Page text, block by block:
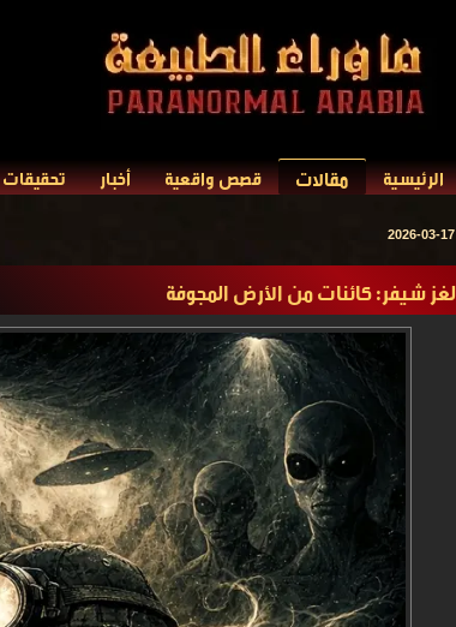
الرئيسية مقالات قصص واقعية أخبار تحقيقات
2026-03-17
لغز شيفر: كائنات من الأرض المجوفة